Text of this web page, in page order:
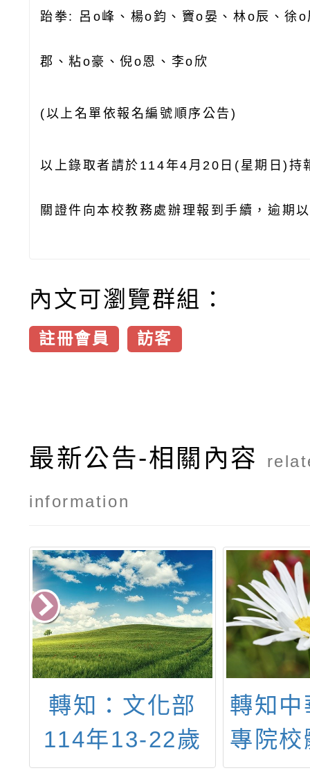
跆拳: 呂o峰 、 楊o鈞、竇o 晏、林o辰、徐
郡、粘o豪 、倪o恩、李o欣
(以上名單依報名編號順序公告)
以上錄取者請於114年4月20日(星期日)持
關證件向本校教務處辦理報到手續，逾期
內文可瀏覽群組：
註冊會員 訪客
最新公告-相關內容
information
轉知：文化部
114年13-22歲
轉知
專院